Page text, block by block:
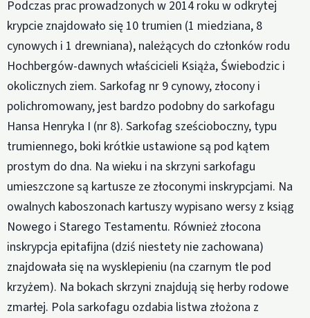
Podczas prac prowadzonych w 2014 roku w odkrytej
krypcie znajdowało się 10 trumien (1 miedziana, 8
cynowych i 1 drewniana), należących do członków rodu
Hochbergów-dawnych właścicieli Książa, Świebodzic i
okolicznych ziem. Sarkofag nr 9 cynowy, złocony i
polichromowany, jest bardzo podobny do sarkofagu
Hansa Henryka I (nr 8). Sarkofag sześcioboczny, typu
trumiennego, boki krótkie ustawione są pod kątem
prostym do dna. Na wieku i na skrzyni sarkofagu
umieszczone są kartusze ze złoconymi inskrypcjami. Na
owalnych kaboszonach kartuszy wypisano wersy z ksiąg
Nowego i Starego Testamentu. Również złocona
inskrypcja epitafijna (dziś niestety nie zachowana)
znajdowała się na wysklepieniu (na czarnym tle pod
krzyżem). Na bokach skrzyni znajdują się herby rodowe
zmarłej. Pola sarkofagu ozdabia listwa złożona z